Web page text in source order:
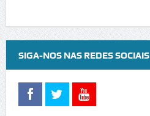
SIGA-NOS NAS REDES SOCIAIS